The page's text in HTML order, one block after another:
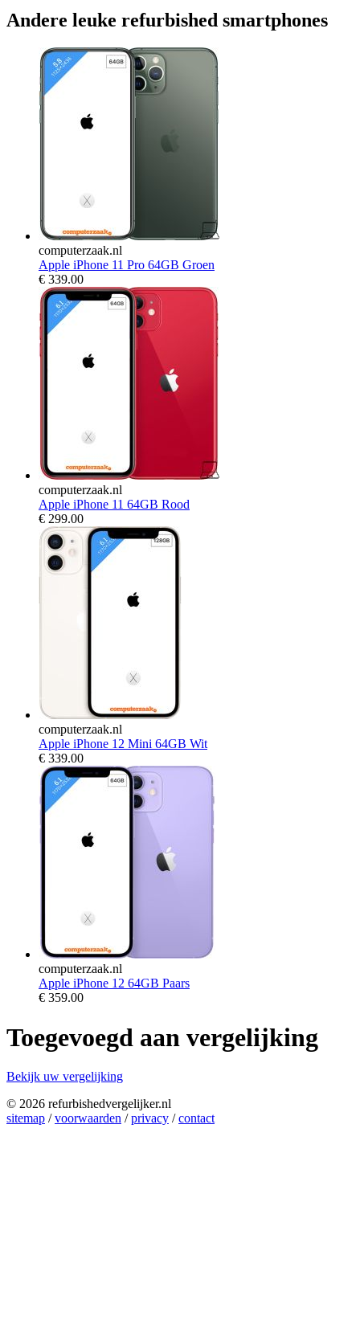
Andere leuke refurbished smartphones
computerzaak.nl
Apple iPhone 11 Pro 64GB Groen
€ 339.00
computerzaak.nl
Apple iPhone 11 64GB Rood
€ 299.00
computerzaak.nl
Apple iPhone 12 Mini 64GB Wit
€ 339.00
computerzaak.nl
Apple iPhone 12 64GB Paars
€ 359.00
Toegevoegd aan vergelijking
Bekijk uw vergelijking
© 2026 refurbishedvergelijker.nl
sitemap /voorwaarden /privacy /contact